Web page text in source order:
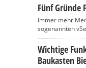
Fünf Gründe
Immer mehr
sogenannten
Wichtige
Baukasten